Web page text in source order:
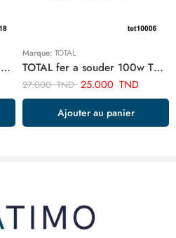
TOTAL poste soudure mini 160a TW216018
Marque: TOTAL
TOTAL fer a souder 100w TET10006
27.000TND 25.000 TND
Ajouter au panier